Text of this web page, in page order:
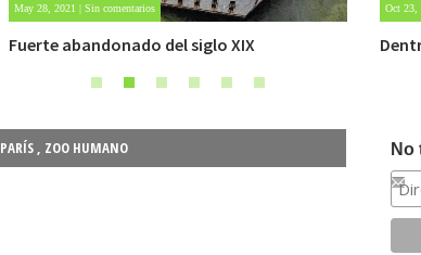
May 28, 2021 | Sin comentarios
Fuerte abandonado del siglo XIX
Oct 23,
PARÍS , ZOO HUMANO No